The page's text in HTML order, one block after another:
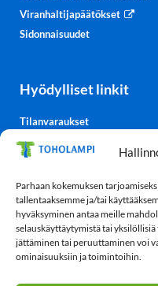
Parhaan kokemuksen
tallentaaksemme ja/tai
hyväksyminen antaa meille
selauskäyttäytymistä tai
jättäminen tai peruuttaminen voi
ominaisuuksiin ja toimintoihin.
Viranhaltijapäätökset
Sidonnaisuudet
Hyödylliset linkit
Tilanvaraukset
Kulttuurisali-TV
Säätiedot
TohoTube
Tietosuoja